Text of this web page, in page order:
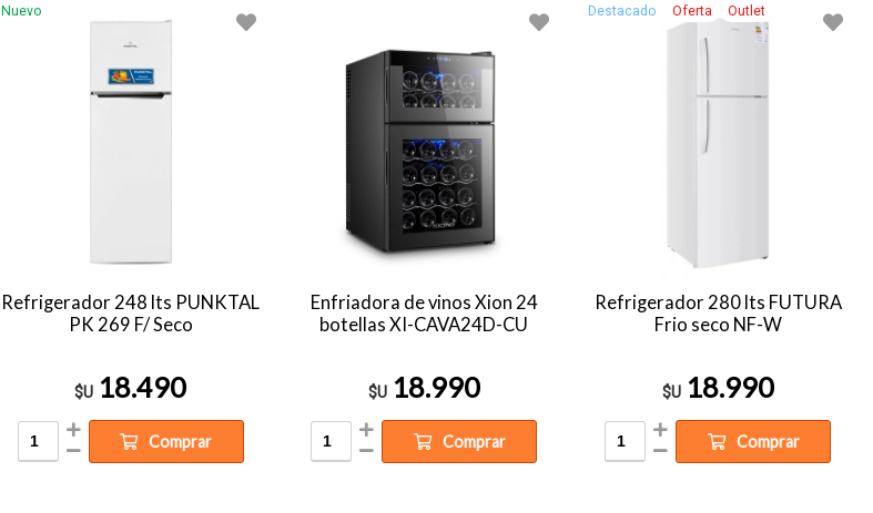
Nuevo
Refrigerador 248 lts PUNKTAL
PK 269 F/ Seco
$U 18.490
Comprar
Enfriadora de vinos Xion 24
botellas XI-CAVA24D-CU
$U 18.990
Comprar
Destacado Oferta Outlet
Refrigerador 280 lts FUTURA
Frio seco NF-W
$U 18.990
Comprar